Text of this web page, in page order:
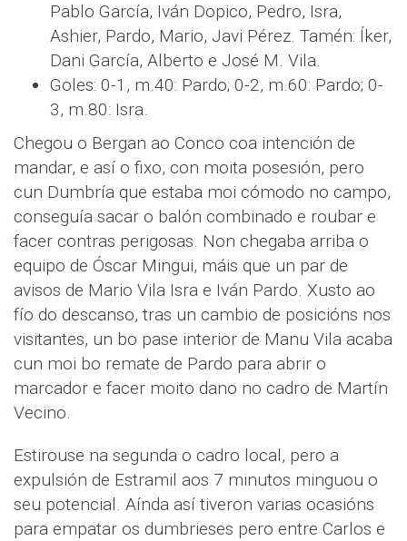
Pablo García, Iván Dopico, Pedro, Isra,
Ashier, Pardo, Mario, Javi Pérez. Tamén: Íker,
Dani García, Alberto e José M. Vila.
Goles: 0-1, m.40: Pardo; 0-2, m.60: Pardo; 0-
3, m.80: Isra.
Chegou o Bergan ao Conco coa intención de
mandar, e así o fixo, con moita posesión, pero
cun Dumbría que estaba moi cómodo no campo,
conseguía sacar o balón combinado e roubar e
facer contras perigosas. Non chegaba arriba o
equipo de Óscar Mingui, máis que un par de
avisos de Mario Vila Isra e Iván Pardo. Xusto ao
fío do descanso, tras un cambio de posicións nos
visitantes, un bo pase interior de Manu Vila acaba
cun moi bo remate de Pardo para abrir o
marcador e facer moito dano no cadro de Martín
Vecino.
Estirouse na segunda o cadro local, pero a
expulsión de Estramil aos 7 minutos minguou o
seu potencial. Aínda así tiveron varias ocasións
para empatar os dumbrieses pero entre Carlos e